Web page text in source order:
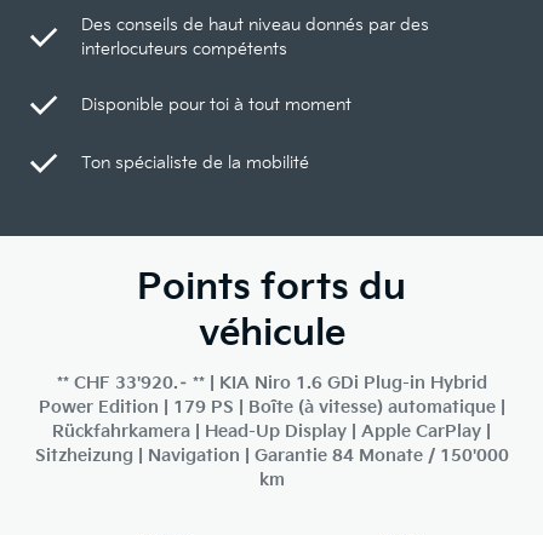
Des conseils de haut niveau donnés par des
interlocuteurs compétents
Disponible pour toi à tout moment
Ton spécialiste de la mobilité
Points forts du
véhicule
** CHF 33'920.– ** | KIA Niro 1.6 GDi Plug-in Hybrid
Power Edition | 179 PS | Boîte (à vitesse) automatique |
Rückfahrkamera | Head-Up Display | Apple CarPlay |
Sitzheizung | Navigation | Garantie 84 Monate / 150'000
km